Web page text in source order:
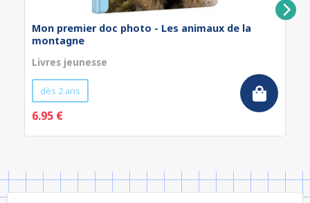
Mon premier doc photo - Les animaux de la
montagne
Livres jeunesse
dès 2 ans
6.95 €